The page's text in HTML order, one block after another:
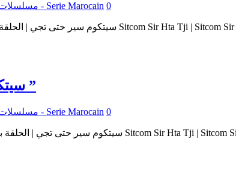
مسلسلات مغربية - Serie Marocain 0
سيتكوم | سير حتى تجي 2 : عنوان الحلقة : ” بناشي ”
مسلسلات مغربية - Serie Marocain 0